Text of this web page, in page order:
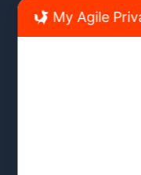
scarichi.
Zone Servite:
Cernusco e
Mostra Tutte le
My Agile